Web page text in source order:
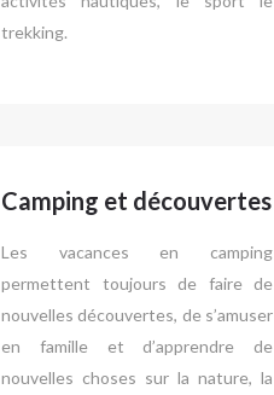
trekking.
Camping et découvertes
Les vacances en camping
permettent toujours de faire de
nouvelles découvertes, de s’amuser
en famille et d’apprendre de
nouvelles choses sur la nature, la